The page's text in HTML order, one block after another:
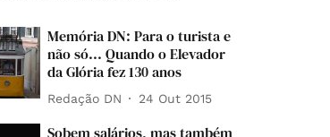
Memória DN: Para o turista e
não só... Quando o Elevador
da Glória fez 130 anos
Redação DN 24 Out 2015
Sobem salários, mas também